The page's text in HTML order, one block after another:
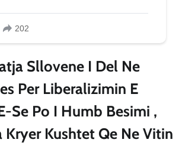
Sllovene I Del Ne
Per Liberalizimin E
Se Po I Humb Besimi ,
Kryer Kushtet Qe Ne Vitin